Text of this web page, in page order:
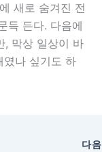
새로 숨겨진 전
득 든다. 다음에
, 막상 일상이 바
였나 싶기도 하
다음